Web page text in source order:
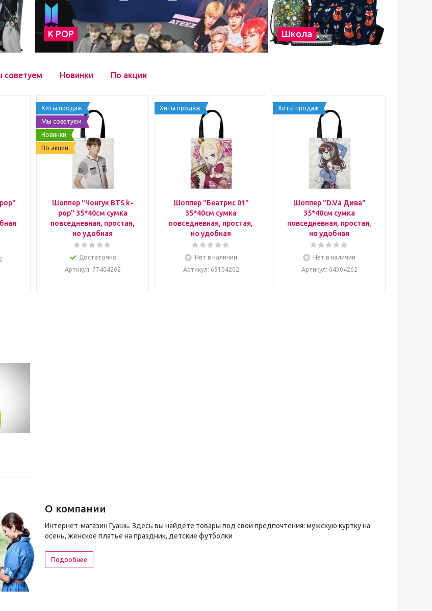
К POP Школа
советуем Новинки По акции
Хиты продаж
Мы советуем
Новинки
По акции
Шоппер "Чонгук BTS k-
pop" 35*40см сумка
повседневная, простая,
но удобная
Достаточно
Артикул: 77404202
Хиты продаж
Шоппер "Беатрис 01"
35*40см сумка
повседневная, простая,
но удобная
Нет в наличии
Артикул: 65104202
Хиты продаж
Шоппер "D.Va Дива"
35*40см сумка
повседневная, простая,
но удобная
Нет в наличии
Артикул: 64304202
О компании
Интернет-магазин Гуашь. Здесь вы найдете товары под свои предпочтения: мужскую куртку на
осень, женское платье на праздник, детские футболки
Подробнее